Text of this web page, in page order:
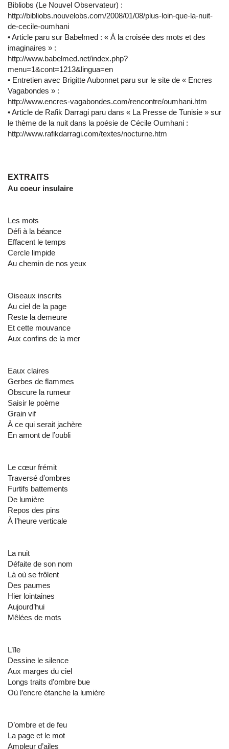
Bibliobs (Le Nouvel Observateur) :
http://bibliobs.nouvelobs.com/2008/01/08/plus-loin-que-la-nuit-
de-cecile-oumhani
• Article paru sur Babelmed : « À la croisée des mots et des
imaginaires » :
http://www.babelmed.net/index.php?
menu=1&cont=1213&lingua=en
• Entretien avec Brigitte Aubonnet paru sur le site de « Encres
Vagabondes » :
http://www.encres-vagabondes.com/rencontre/oumhani.htm
• Article de Rafik Darragi paru dans « La Presse de Tunisie » sur
le thème de la nuit dans la poésie de Cécile Oumhani :
http://www.rafikdarragi.com/textes/nocturne.htm
EXTRAITS
Au coeur insulaire
Les mots
Défi à la béance
Effacent le temps
Cercle limpide
Au chemin de nos yeux
Oiseaux inscrits
Au ciel de la page
Reste la demeure
Et cette mouvance
Aux confins de la mer
Eaux claires
Gerbes de flammes
Obscure la rumeur
Saisir le poème
Grain vif
À ce qui serait jachère
En amont de l’oubli
Le cœur frémit
Traversé d’ombres
Furtifs battements
De lumière
Repos des pins
À l’heure verticale
La nuit
Défaite de son nom
Là où se frôlent
Des paumes
Hier lointaines
Aujourd’hui
Mêlées de mots
L’île
Dessine le silence
Aux marges du ciel
Longs traits d’ombre bue
Où l’encre étanche la lumière
D’ombre et de feu
La page et le mot
Ampleur d’ailes